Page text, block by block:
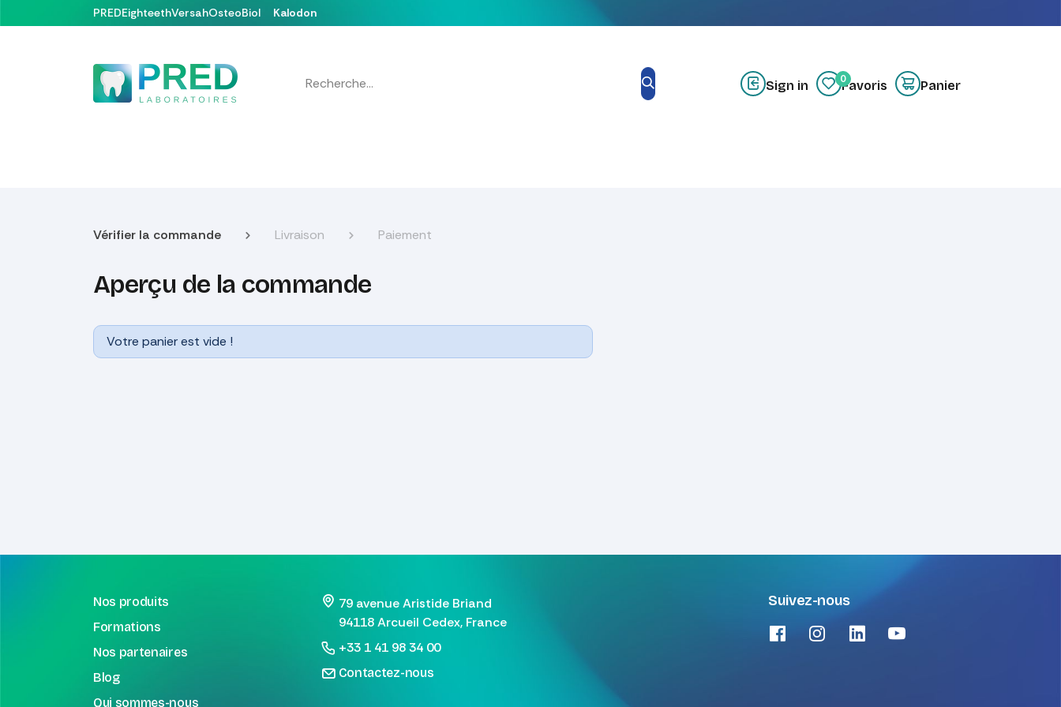
Se rendre au contenu
PREDEighteethVersahOsteoBiol Kalodon
Sign in 0
Favoris Panier
Vérifier la commande Livraison Paiement
Aperçu de la commande
Votre panier est vide !
Nos produits
Formations
Nos partenaires
Blog
Qui sommes-nous
79 avenue Aristide Briand
94118 Arcueil Cedex, France
+33 1 41 98 34 00
Contactez-nous
Suivez-nous